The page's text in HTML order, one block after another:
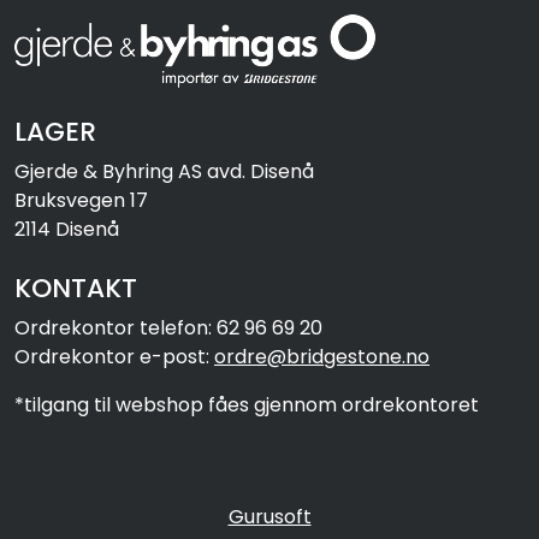
LAGER
Gjerde & Byhring AS avd. Disenå
Bruksvegen 17
2114 Disenå
KONTAKT
Ordrekontor telefon: 62 96 69 20
Ordrekontor e-post: ordre@bridgestone.no
*tilgang til webshop fåes gjennom ordrekontoret
Gurusoft